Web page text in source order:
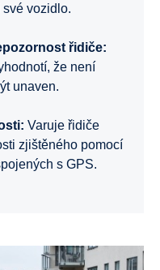
vozidlo.
řidiče:
že není
unaven.
Varuje řidiče
zjištěného pomocí
s GPS.